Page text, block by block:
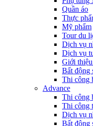
Quần áo
Thực
Mỹ phẩm
Tour du
Dịch vụ
Dịch vụ
Giới
Bất động
Thi công
Advance
Thi công
Thi công
Dịch vụ
Bất động